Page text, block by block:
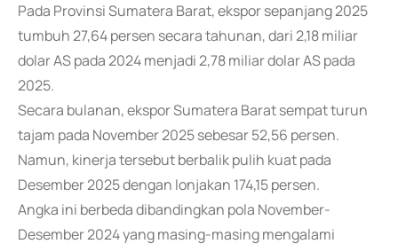
Pada Provinsi Sumatera Barat, ekspor sepanjang 2025
tumbuh 27,64 persen secara tahunan, dari 2,18 miliar
dolar AS pada 2024 menjadi 2,78 miliar dolar AS pada
2025.
Secara bulanan, ekspor Sumatera Barat sempat turun
tajam pada November 2025 sebesar 52,56 persen.
Namun, kinerja tersebut berbalik pulih kuat pada
Desember 2025 dengan lonjakan 174,15 persen.
Angka ini berbeda dibandingkan pola November-
Desember 2024 yang masing-masing mengalami